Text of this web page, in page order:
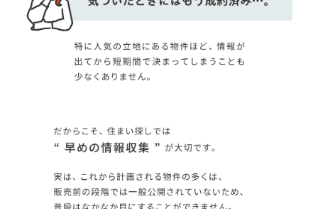
ネット検索
ホームページ
ウェブ広告
弊社からのご案内
ご紹介
■問５.山陰ライフの掲載物件に興味を持っていただいた理由を